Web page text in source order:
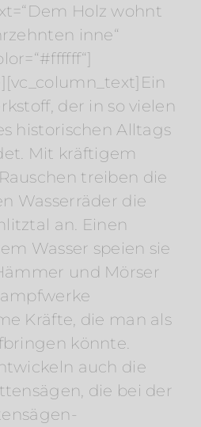
Holz wohnt
inne“
der in so vielen
historischen Alltags
Mit kräftigem
treiben die
Wasserräder die
an. Einen
Wasser speien sie
und Mörser
Kräfte, die man als
könnte.
auch die
die bei der